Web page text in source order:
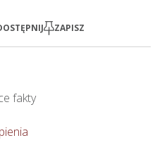
ZAPISZ
fakty